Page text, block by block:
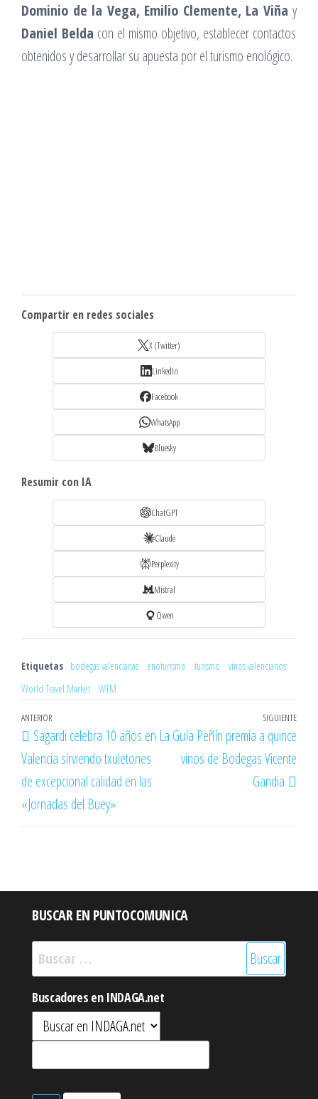
Dominio de la Vega, Emilio Clemente, La Viña y
Daniel Belda con el mismo objetivo, establecer contactos
obtenidos y desarrollar su apuesta por el turismo enológico.
Compartir en redes sociales
X (Twitter)
LinkedIn
Facebook
WhatsApp
Bluesky
Resumir con IA
ChatGPT
Claude
Perplexity
Mistral
Qwen
Etiquetas bodegas valencianas enoturismo turismo
vinos valencianos
World Travel Market
WTM
Navegación
de
entradas
Entrada
anterior
ANTERIOR
Sagardi celebra 10 años en
Valencia sirviendo txuletones
de excepcional calidad en las
«Jornadas del Buey»
SIGUIENTE
La Guía Peñín premia a quince
vinos de Bodegas Vicente
Gandia
BUSCAR EN PUNTOCOMUNICA
Buscar:
Buscadores en INDAGA.net